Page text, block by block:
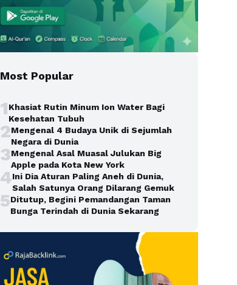
Most Popular
1Khasiat Rutin Minum Ion Water Bagi
Kesehatan Tubuh
2Mengenal 4 Budaya Unik di Sejumlah
Negara di Dunia
3Mengenal Asal Muasal Julukan Big
Apple pada Kota New York
4Ini Dia Aturan Paling Aneh di Dunia,
Salah Satunya Orang Dilarang Gemuk
5Ditutup, Begini Pemandangan Taman
Bunga Terindah di Dunia Sekarang